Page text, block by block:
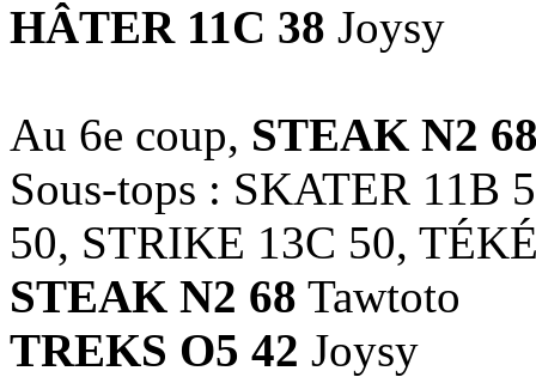
HÂTER 11C 38 Joysy
Au 6e coup, STEAK N2
Sous-tops : SKATER 11B
50, STRIKE 13C 50,
STEAK N2 68 Tawtoto
TREKS O5 42 Joysy